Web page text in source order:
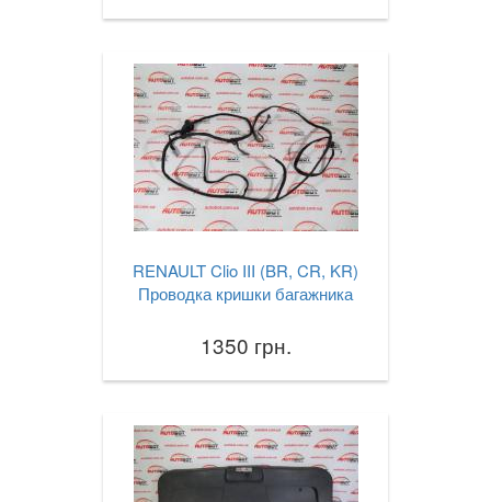
RENAULT Clio III (BR, CR, KR)
Проводка кришки багажника
1350 грн.